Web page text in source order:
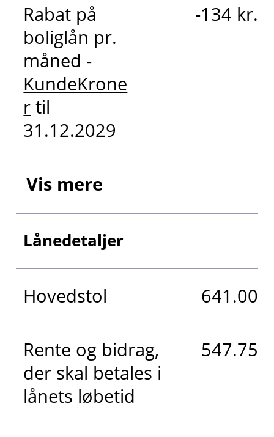
Rabat på
boliglån pr.
måned -
KundeKrone
r til
31.12.2029
-134 kr.
Vis mere
Lånedetaljer
Hovedstol 641.000
Rente og bidrag,
der skal betales i
lånets løbetid
547.755